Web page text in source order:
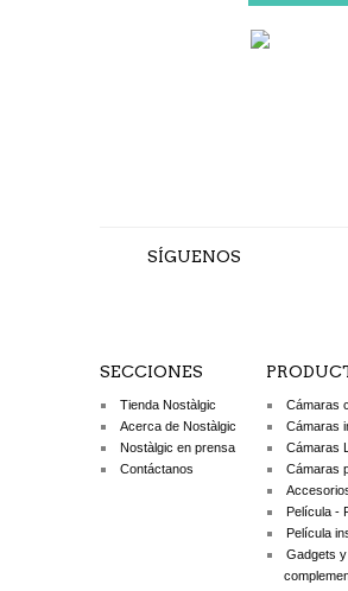
43 € LEER MÁS
SÍGUENOS
SECCIONES
Tienda Nostàlgic
Acerca de Nostàlgic
Nostàlgic en prensa
Contáctanos
Cámaras
Cámaras
Cámaras
Cámaras
Película -
Película
Gadgets y